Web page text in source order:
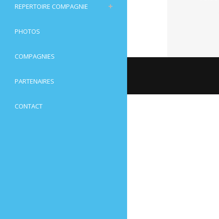
REPERTOIRE COMPAGNIE
PHOTOS
COMPAGNIES
PARTENAIRES
CONTACT